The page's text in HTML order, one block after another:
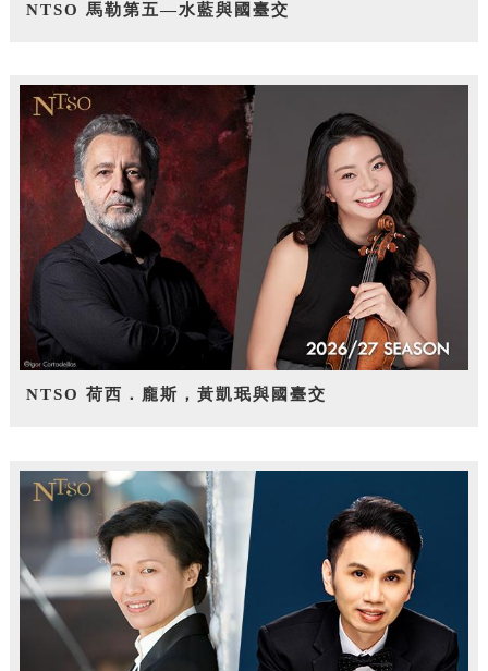
NTSO 馬勒第五—水藍與國臺交
NTSO 荷西．龐斯，黃凱珉與國臺交